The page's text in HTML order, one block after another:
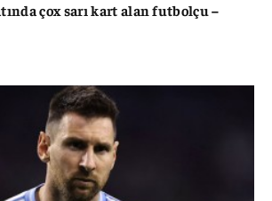
çox sarı kart alan futbolçu –